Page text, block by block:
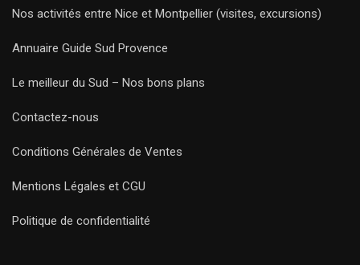
Nos activités entre Nice et Montpellier (visites, excursions)
Annuaire Guide Sud Provence
Le meilleur du Sud – Nos bons plans
Contactez-nous
Conditions Générales de Ventes
Mentions Légales et CGU
Politique de confidentialité